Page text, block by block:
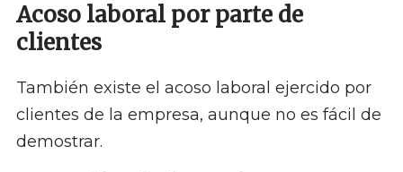
Acoso laboral por parte de
clientes
También existe el acoso laboral ejercido por
clientes de la empresa, aunque no es fácil de
demostrar.